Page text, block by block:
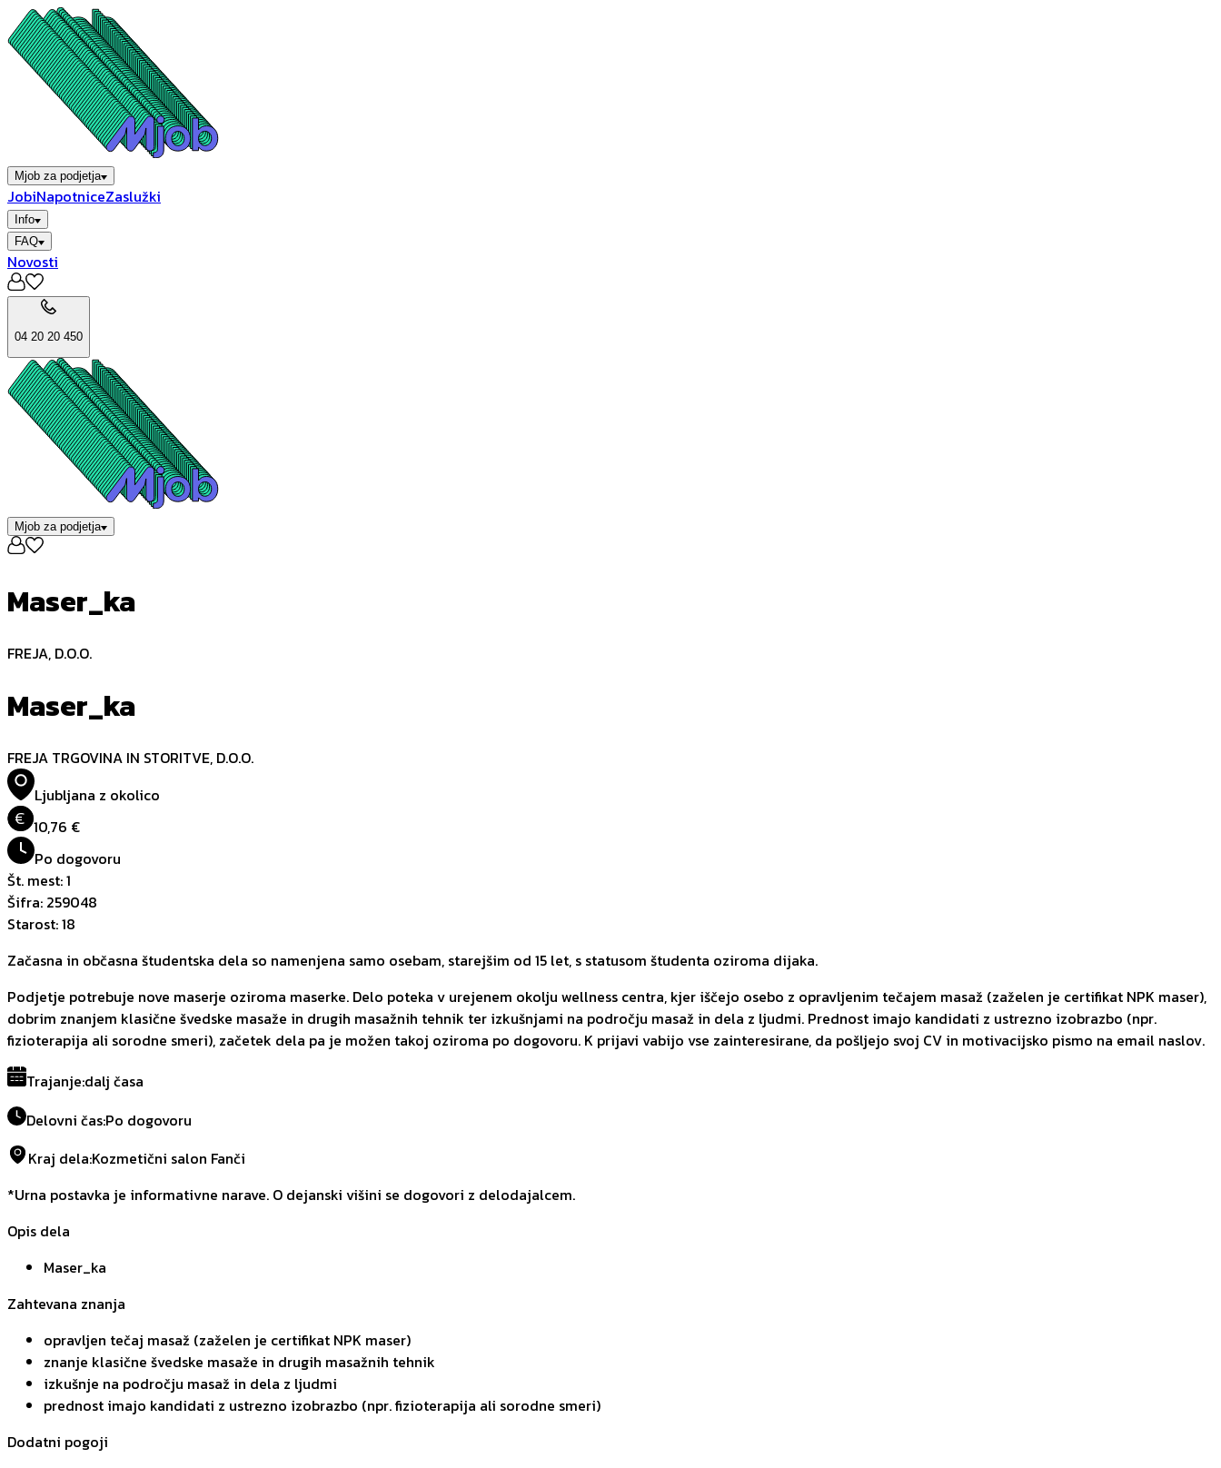
Mjob za podjetja
JobiNapotniceZaslužki
Info
FAQ
Novosti
04 20 20 450
Mjob za podjetja
Maser_ka
FREJA, D.O.O.
Maser_ka
FREJA TRGOVINA IN STORITVE, D.O.O.
Ljubljana z okolico
€ 10,76 €
Po dogovoru
Št. mest:1
Šifra: 259048
Starost:18
Začasna in občasna študentska dela so namenjena samo osebam, starejšim od 15 let, s statusom študenta oziroma dijaka.
Podjetje potrebuje nove maserje oziroma maserke. Delo poteka v urejenem okolju wellness centra, kjer iščejo osebo z opravljenim tečajem masaž (zaželen je certifikat NPK maser),
dobrim znanjem klasične švedske masaže in drugih masažnih tehnik ter izkušnjami na področju masaž in dela z ljudmi. Prednost imajo kandidati z ustrezno izobrazbo (npr.
fizioterapija ali sorodne smeri), začetek dela pa je možen takoj oziroma po dogovoru. K prijavi vabijo vse zainteresirane, da pošljejo svoj CV in motivacijsko pismo na email naslov.
Trajanje:dalj časa
Delovni čas:Po dogovoru
Kraj dela:Kozmetični salon Fanči
*Urna postavka je informativne narave. O dejanski višini se dogovori z delodajalcem.
Opis dela
Maser_ka
Zahtevana znanja
opravljen tečaj masaž (zaželen je certifikat NPK maser)
znanje klasične švedske masaže in drugih masažnih tehnik
izkušnje na področju masaž in dela z ljudmi
prednost imajo kandidati z ustrezno izobrazbo (npr. fizioterapija ali sorodne smeri)
Dodatni pogoji